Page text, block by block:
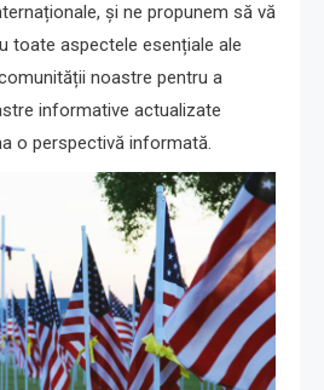
și ne propunem să vă
toate aspectele esențiale ale
noastre pentru a
informative actualizate
o perspectivă informată.